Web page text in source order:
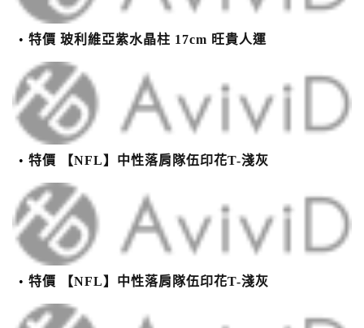
特價 玻利維亞紫水晶柱 17cm 旺貴人運
特價 【NFL】中性落肩隊伍印花T-淺灰
特價 【NFL】中性落肩隊伍印花T-淺灰